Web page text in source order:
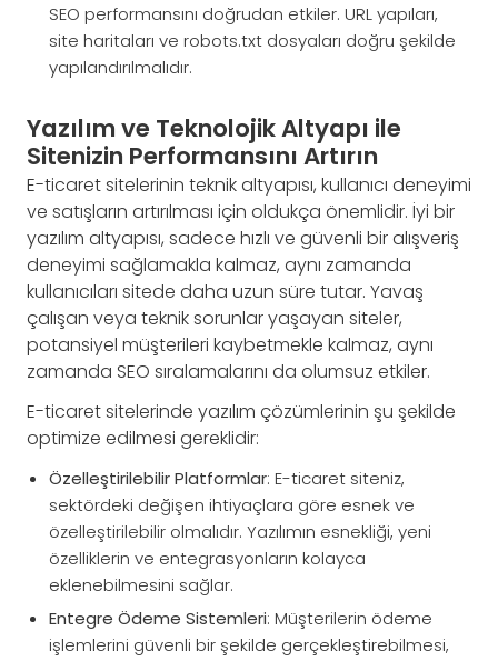
SEO performansını doğrudan etkiler. URL yapıları,
site haritaları ve robots.txt dosyaları doğru şekilde
yapılandırılmalıdır.
Yazılım ve Teknolojik Altyapı ile
Sitenizin Performansını Artırın
E-ticaret sitelerinin teknik altyapısı, kullanıcı deneyimi
ve satışların artırılması için oldukça önemlidir. İyi bir
yazılım altyapısı, sadece hızlı ve güvenli bir alışveriş
deneyimi sağlamakla kalmaz, aynı zamanda
kullanıcıları sitede daha uzun süre tutar. Yavaş
çalışan veya teknik sorunlar yaşayan siteler,
potansiyel müşterileri kaybetmekle kalmaz, aynı
zamanda SEO sıralamalarını da olumsuz etkiler.
E-ticaret sitelerinde yazılım çözümlerinin şu şekilde
optimize edilmesi gereklidir:
Özelleştirilebilir Platformlar: E-ticaret siteniz,
sektördeki değişen ihtiyaçlara göre esnek ve
özelleştirilebilir olmalıdır. Yazılımın esnekliği, yeni
özelliklerin ve entegrasyonların kolayca
eklenebilmesini sağlar.
Entegre Ödeme Sistemleri: Müşterilerin ödeme
işlemlerini güvenli bir şekilde gerçekleştirebilmesi,